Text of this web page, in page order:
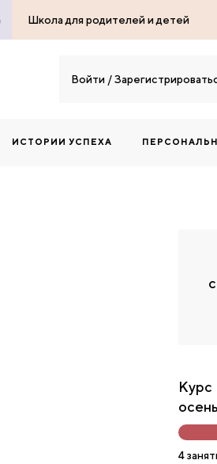
Школа для родителей и детей
Войти /
ИСТОРИИ УСПЕХА
Курс
4